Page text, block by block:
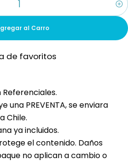
al Carro
de favoritos
Referenciales.
una PREVENTA, se enviara
Chile.
ya incluidos.
el contenido. Daños
no aplican a cambio o